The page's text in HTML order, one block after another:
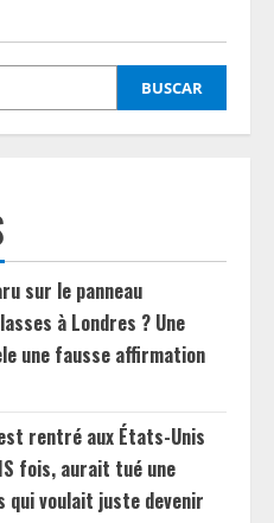
BUSCAR
sur le panneau
à Londres ? Une
une fausse affirmation
rentré aux États-Unis
fois, aurait tué une
qui voulait juste devenir